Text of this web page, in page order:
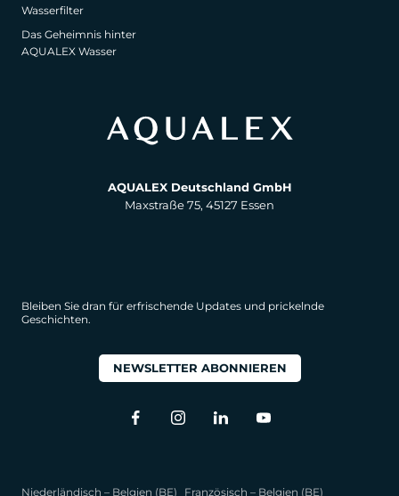
Wasserfilter
Das Geheimnis hinter
AQUALEX Wasser
AQUALEX Deutschland GmbH
Maxstraße 75, 45127 Essen
Bleiben Sie dran für erfrischende Updates und prickelnde
Geschichten.
NEWSLETTER ABONNIEREN
Niederländisch – Belgien (BE) Französisch – Belgien (BE)